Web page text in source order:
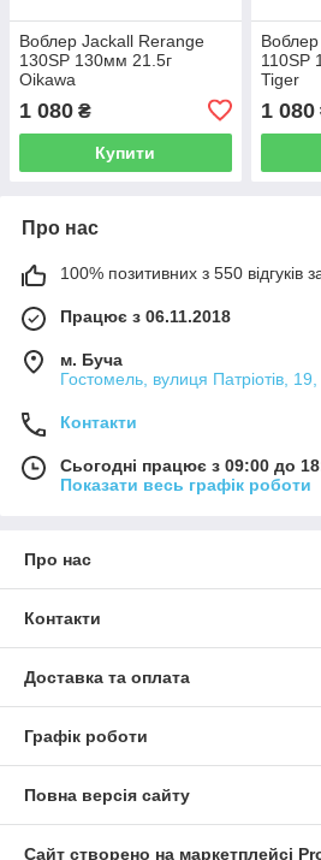
Воблер Jackall Rerange
130SP 130мм 21.5г
Oikawa
1 080 ₴
Купити
110SP
Tiger
1 080
Про нас
100% позитивних з 550 відгуків
Працює з 06.11.2018
м. Буча
Гостомель, вулиця Патріотів,
Контакти
Сьогодні працює з 09:00 до
Показати весь графік роботи
Про нас
Контакти
Доставка та оплата
Графік роботи
Повна версія сайту
Сайт створено на маркетплейсі